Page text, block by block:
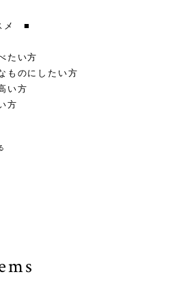
メ ■
たい方
ものにしたい方
い方
方